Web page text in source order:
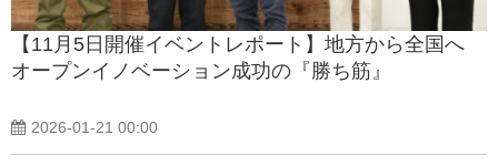
【11月5日開催イベントレポート】地方から全国へ
オープンイノベーション成功の『勝ち筋』
2026-01-21 00:00